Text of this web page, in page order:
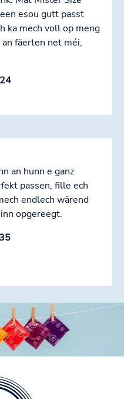
esou gutt passt
ka mech voll op meng
fäerten net méi,
an hunn e ganz
passen, fille ech
endlech wärend
opgereegt.